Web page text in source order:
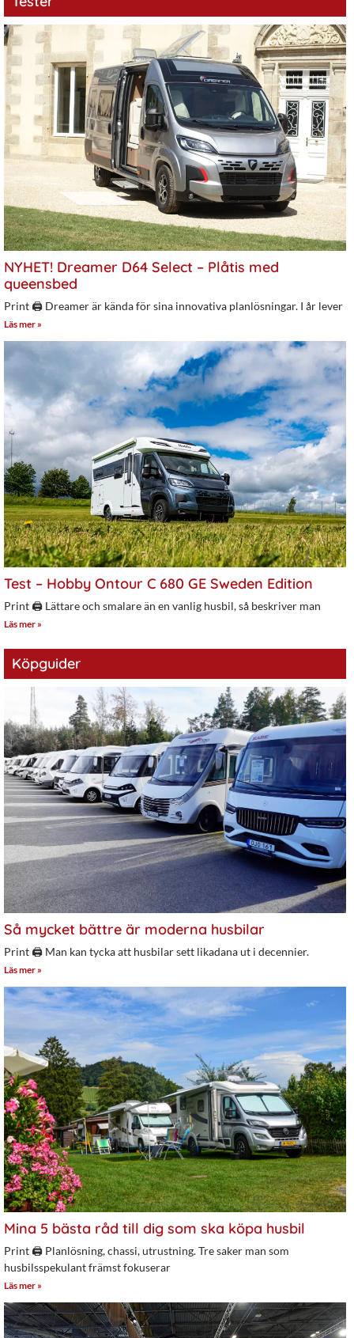
NYHET! Dreamer D64 Select – Plåtis med
queensbed
Print 🖨 Dreamer är kända för sina innovativa planlösningar. I år lever
Läs mer »
Test – Hobby Ontour C 680 GE Sweden Edition
Print 🖨 Lättare och smalare än en vanlig husbil, så beskriver man
Läs mer »
Köpguider
Så mycket bättre är moderna husbilar
Print 🖨 Man kan tycka att husbilar sett likadana ut i decennier.
Läs mer »
Mina 5 bästa råd till dig som ska köpa husbil
Print 🖨 Planlösning, chassi, utrustning. Tre saker man som
husbilsspekulant främst fokuserar
Läs mer »